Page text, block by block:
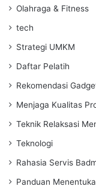
Olahraga & Fitness
tech
Strategi UMKM
Daftar Pelatih
Rekomendasi
Menjaga Kualitas
Teknik Relaksasi
Teknologi
Rahasia Servis
Panduan